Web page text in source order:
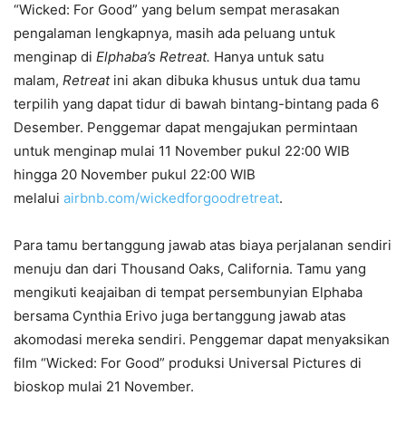
“Wicked: For Good” yang belum sempat merasakan
pengalaman lengkapnya, masih ada peluang untuk
menginap di Elphaba’s Retreat. Hanya untuk satu
malam, Retreat ini akan dibuka khusus untuk dua tamu
terpilih yang dapat tidur di bawah bintang-bintang pada 6
Desember. Penggemar dapat mengajukan permintaan
untuk menginap mulai 11 November pukul 22:00 WIB
hingga 20 November pukul 22:00 WIB
melalui airbnb.com/wickedforgoodretreat.
Para tamu bertanggung jawab atas biaya perjalanan sendiri
menuju dan dari Thousand Oaks, California. Tamu yang
mengikuti keajaiban di tempat persembunyian Elphaba
bersama Cynthia Erivo juga bertanggung jawab atas
akomodasi mereka sendiri. Penggemar dapat menyaksikan
film “Wicked: For Good” produksi Universal Pictures di
bioskop mulai 21 November.